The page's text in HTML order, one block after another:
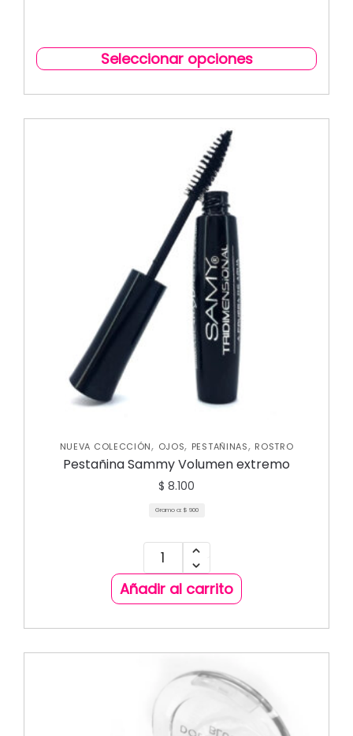
Seleccionar opciones
NUEVA COLECCIÓN, OJOS, PESTAÑINAS, ROSTRO
Pestañina Sammy Volumen extremo
$ 8.100
Gramo a: $ 900
Añadir al carrito